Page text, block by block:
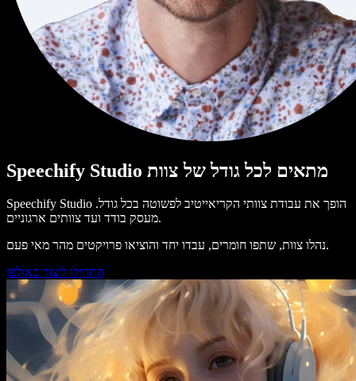
Speechify Studio מתאים לכל גודל של צוות
Speechify Studio הופך את עבודת צוותי הקריאייטיב לפשוטה בכל גודל.
מעסק בודד ועד צוותים ארגוניים.
נהלו צוות, שתפו חומרים, עבדו יחד והוציאו פרויקטים מהר מאי פעם.
התחילו ליצור באולפן